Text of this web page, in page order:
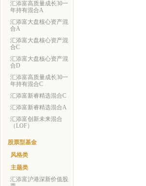
汇添富高质量成长30一
年持有混合A
汇添富大盘核心资产混
合A
汇添富大盘核心资产混
合C
汇添富大盘核心资产混
合D
汇添富高质量成长30一
年持有混合C
汇添富新睿精选混合C
汇添富新睿精选混合A
汇添富创新未来混合
（LOF）
股票型基金
风格类
主题类
汇添富沪港深新价值股